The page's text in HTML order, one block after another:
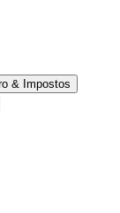
& Impostos